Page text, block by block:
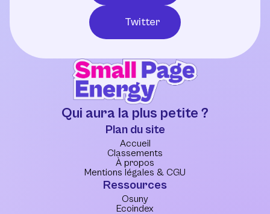
Twitter
Qui aura la plus petite ?
Plan du site
Accueil
Classements
À propos
Mentions légales & CGU
Ressources
Osuny
Ecoindex